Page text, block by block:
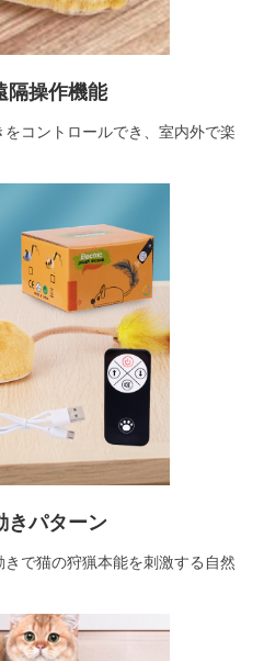
隔操作機能
コントロールでき、室内外で楽
きパターン
で猫の狩猟本能を刺激する自然